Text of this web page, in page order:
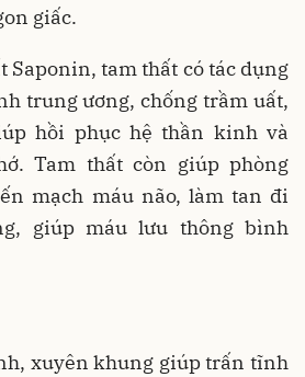
giấc.
Saponin, tam thất có tác dụng
trung ương, chống trầm uất,
hồi phục hệ thần kinh và
Tam thất còn giúp phòng
mạch máu não, làm tan đi
giúp máu lưu thông bình
xuyên khung giúp trấn tĩnh